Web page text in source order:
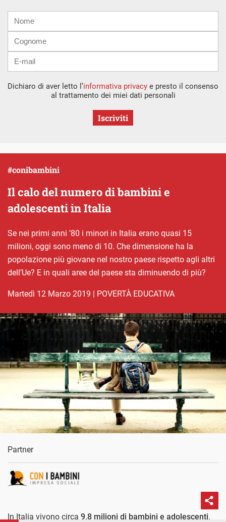
mail
Dichiaro di aver letto l’informativa privacy e presto il consenso
al trattamento dei miei dati personali
Iscriviti
Il calo del numero di bambini e
adolescenti in Italia
#conibambini
Se nei primi anni ’80 i minori in Italia erano quasi 15
milioni, oggi sono meno di 10. Che dimensione ha la
popolazione più giovane nel nostro paese rispetto agli altri
dell’Ue? E in quali aree del paese sta diminuendo di più?
martedì 12 Marzo 2019 POVERTÀ EDUCATIVA
Partner
In Italia vivono circa 9,8 milioni di bambini e adolescenti.